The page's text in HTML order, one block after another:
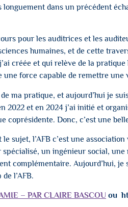
dans un précédent
pour les auditrices et les
humaines, et de cette
créée et qui relève de la
une force capable de remettre une
ma pratique, et aujourd’hui je
2022 et en 2024 j’ai initié et
coprésidente. Donc, c’est une
sujet, l’AFB c’est une
un ingénieur social,
complémentaire. Aujourd’hui,
l’AFB.
– PAR CLAIRE BASCOU⁠ ou